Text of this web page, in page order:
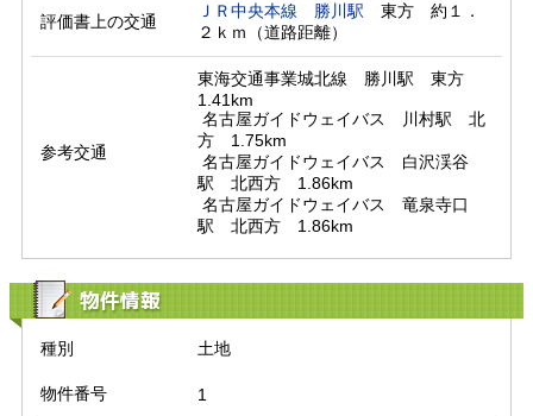
評価書上の交通
ＪＲ中央本線 勝川駅 東方　約１．
２ｋｍ（道路距離）
参考交通
東海交通事業城北線　勝川駅　東方
1.41km
方　1.75km
駅　北西方　1.86km
駅　北西方　1.86km
物件情報
種別 土地
物件番号 1